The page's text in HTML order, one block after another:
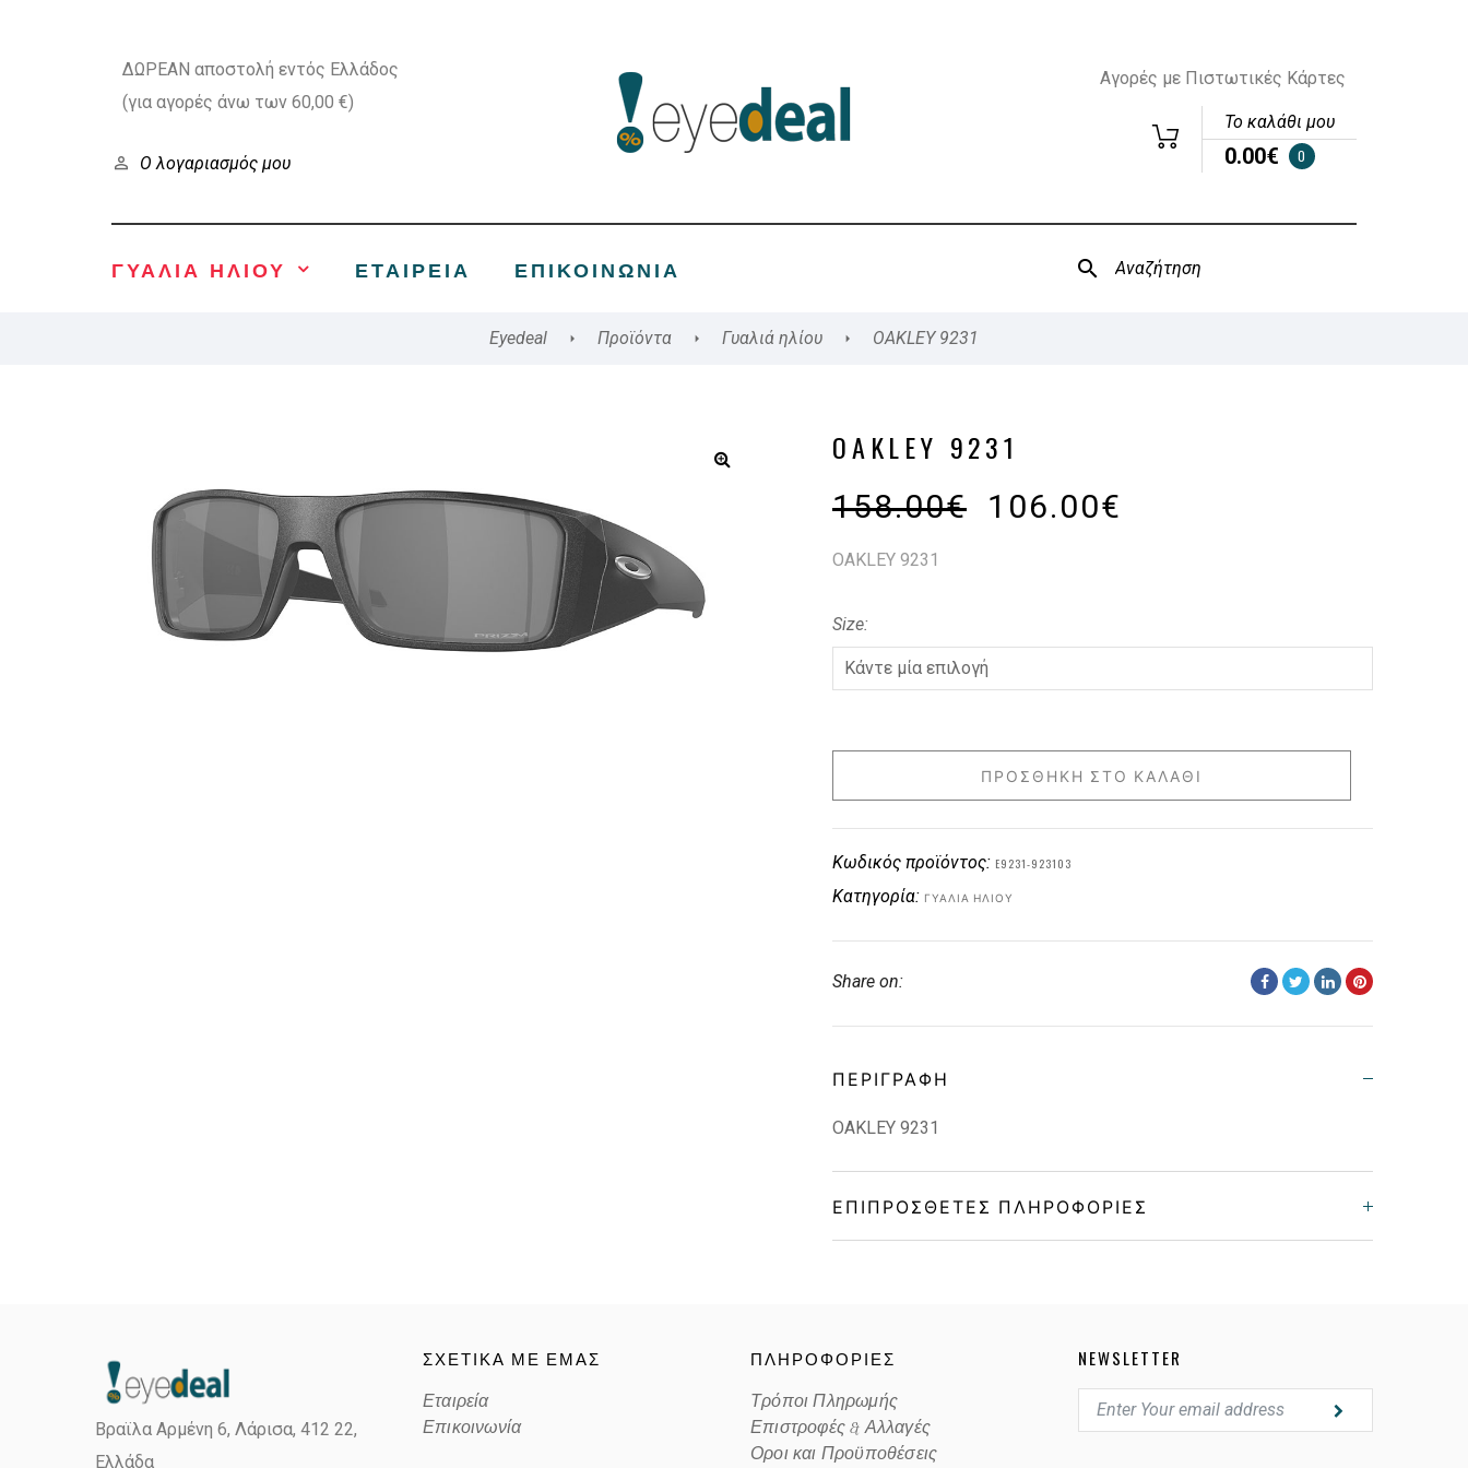
ΔΩΡΕΑΝ αποστολή εντός Ελλάδος
(για αγορές άνω των 60,00 €)
Ο λογαριασμός μου
Αγορές με Πιστωτικές Κάρτες
Το καλάθι μου
0.00€ 0
ΓΥΑΛΙΑ ΗΛΙΟΥ ΕΤΑΙΡΕΊΑ ΕΠΙΚΟΙΝΩΝΊΑ
Eyedeal Προϊόντα Γυαλιά ηλίου OAKLEY 9231
OAKLEY 9231
158.00€ 106.00€
OAKLEY 9231
Size
ΠΡΟΣΘΉΚΗ ΣΤΟ ΚΑΛΆΘΙ
Κωδικός προϊόντος: E9231-923103
Κατηγορία: ΓΥΑΛΙΆ ΗΛΊΟΥ
Share on:
ΠΕΡΙΓΡΑΦΉ
OAKLEY 9231
ΕΠΙΠΡΌΣΘΕΤΕΣ ΠΛΗΡΟΦΟΡΊΕΣ
Lens Color PRIZM GRAY
Βραϊλα Αρμένη 6, Λάρισα, 412 22,
Ελλάδα
ΣΧΕΤΙΚΑ ΜΕ ΕΜΑΣ
Εταιρεία
Επικοινωνία
ΠΛΗΡΟΦΟΡΙΕΣ
Τρόποι Πληρωμής
Επιστροφές & Αλλαγές
Οροι και Προϋποθέσεις
NEWSLETTER